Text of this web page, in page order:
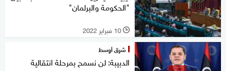
"الحكومة والبرلمان"
l 10 فبراير 2022
شرق أوسط
الدبيبة: لن نسمح بمرحلة انتقالية